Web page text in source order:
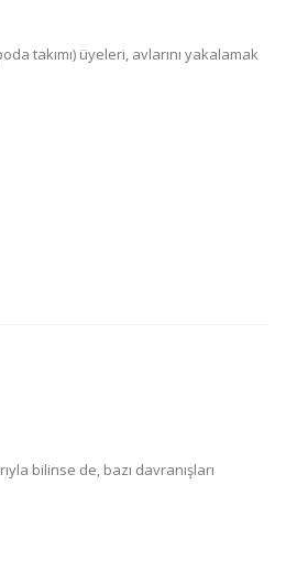
takımı) üyeleri, avlarını yakalamak
bilinse de, bazı davranışları